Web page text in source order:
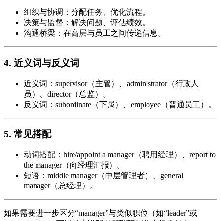
组织与协调：分配任务、优化流程。
决策与监督：解决问题、评估绩效。
沟通桥梁：在高层与员工之间传递信息。
4. 近义词与反义词
近义词：supervisor（主管）、administrator（行政人
员）、director（总监）。
反义词：subordinate（下属）、employee（普通员工）。
5. 常见搭配
动词搭配：hire/appoint a manager（聘用经理）、report to
the manager（向经理汇报）。
短语：middle manager（中层管理者）、general
manager（总经理）。
如果需要进一步区分“manager”与类似职位（如“leader”或